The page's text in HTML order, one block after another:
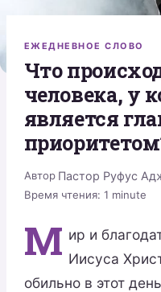
ЕЖЕДНЕВНОЕ СЛОВО
Что
человека, у
является
Автор Пастор Руфус
Время чтения: 1 minute
М ир и
Иисуса
обильно в этот